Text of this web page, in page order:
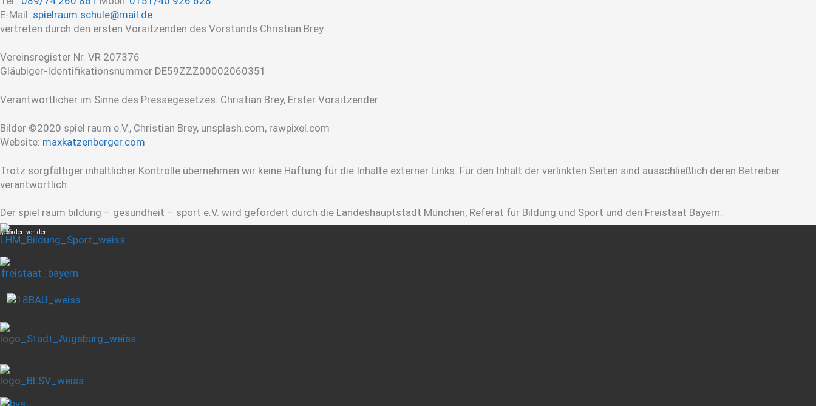
E-Mail: spielraum.schule@mail.de
vertreten durch den ersten Vorsitzenden des Vorstands Christian Brey
Vereinsregister Nr. VR 207376
Gläubiger-Identifikationsnummer DE59ZZZ00002060351
Verantwortlicher im Sinne des Pressegesetzes: Christian Brey, Erster Vorsitzender
Bilder ©2020 spiel raum e.V., Christian Brey, unsplash.com, rawpixel.com
Website: maxkatzenberger.com
Trotz sorgfältiger inhaltlicher Kontrolle übernehmen wir keine Haftung für die Inhalte externer Links. Für den Inhalt der verlinkten Seiten sind ausschließlich deren Betreiber
verantwortlich.
Der spiel raum bildung – gesundheit – sport e.V. wird gefördert durch die Landeshauptstadt München, Referat für Bildung und Sport und den Freistaat Bayern.
gefördert von der